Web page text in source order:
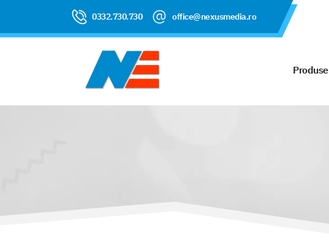
0332.730.730 office@nexusmedia.ro
Produse